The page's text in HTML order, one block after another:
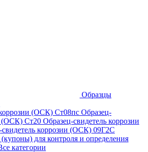
Образцы
(ОСК) Ст08пс Образец-
(ОСК) Ст20 Образец-свидетель коррозии
свидетель коррозии (ОСК) 09Г2С
для контроля и определения
категории